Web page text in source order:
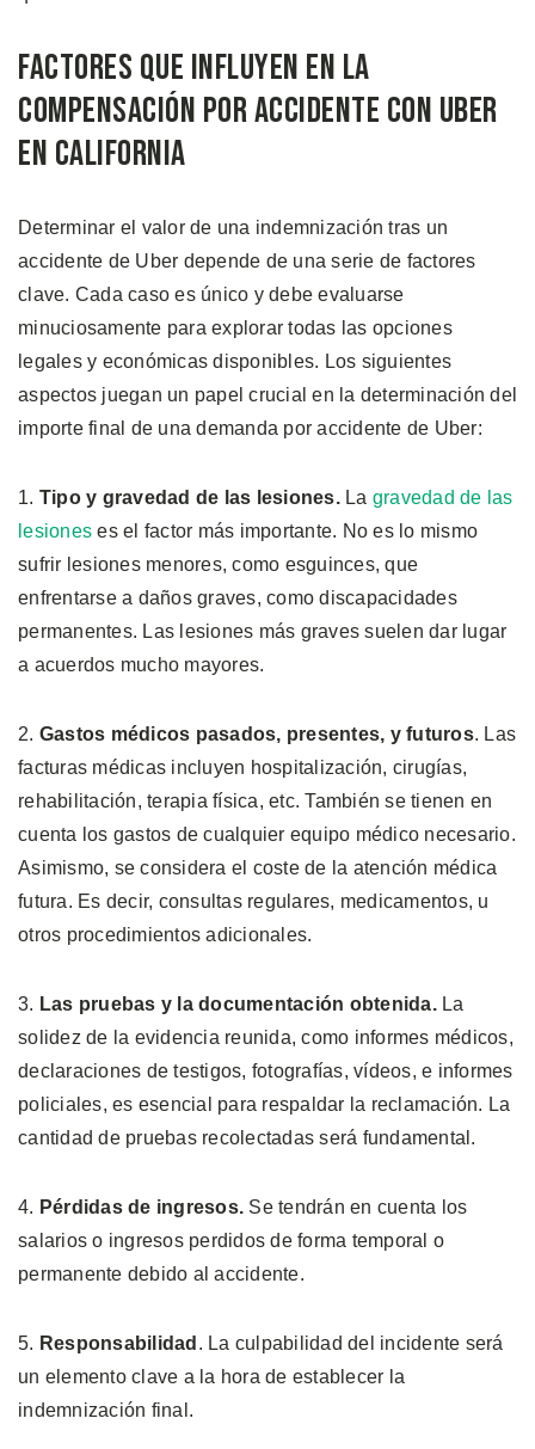
Factores que Influyen en la
Compensación por Accidente con Uber
en California
Determinar el valor de una indemnización tras un
accidente de Uber depende de una serie de factores
clave. Cada caso es único y debe evaluarse
minuciosamente para explorar todas las opciones
legales y económicas disponibles. Los siguientes
aspectos juegan un papel crucial en la determinación del
importe final de una demanda por accidente de Uber:
1. Tipo y gravedad de las lesiones.La gravedad de las
lesiones es el factor más importante. No es lo mismo
sufrir lesiones menores, como esguinces, que
enfrentarse a daños graves, como discapacidades
permanentes. Las lesiones más graves suelen dar lugar
a acuerdos mucho mayores.
2. Gastos médicos pasados, presentes, y futuros. Las
facturas médicas incluyen hospitalización, cirugías,
rehabilitación, terapia física, etc. También se tienen en
cuenta los gastos de cualquier equipo médico necesario.
Asimismo, se considera el coste de la atención médica
futura. Es decir, consultas regulares, medicamentos, u
otros procedimientos adicionales.
3. Las pruebas y la documentación obtenida.La
solidez de la evidencia reunida, como informes médicos,
declaraciones de testigos, fotografías, vídeos, e informes
policiales, es esencial para respaldar la reclamación. La
cantidad de pruebas recolectadas será fundamental.
4. Pérdidas de ingresos. Se tendrán en cuenta los
salarios o ingresos perdidos de forma temporal o
permanente debido al accidente.
5. Responsabilidad . La culpabilidad del incidente será
un elemento clave a la hora de establecer la
indemnización final.